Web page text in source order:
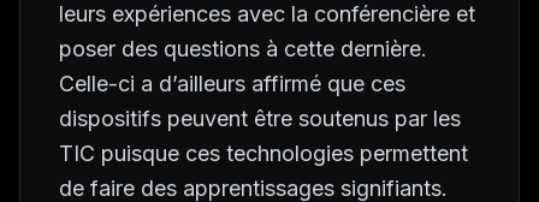
leurs expériences avec la conférencière et
poser des questions à cette dernière.
Celle-ci a d’ailleurs affirmé que ces
dispositifs peuvent être soutenus par les
TIC puisque ces technologies permettent
de faire des apprentissages signifiants.